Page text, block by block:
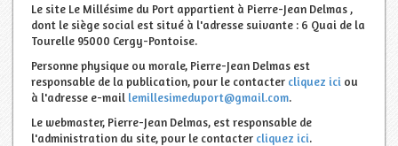
Le site Le Millésime du Port appartient à Pierre-Jean Delmas ,
dont le siège social est situé à l'adresse suivante : 6 Quai de la
Tourelle 95000 Cergy-Pontoise.
Personne physique ou morale, Pierre-Jean Delmas est
responsable de la publication, pour le contacter cliquez ici ou
à l'adresse e-mail lemillesimeduport@gmail.com.
Le webmaster, Pierre-Jean Delmas, est responsable de
l'administration du site, pour le contacter cliquez ici.